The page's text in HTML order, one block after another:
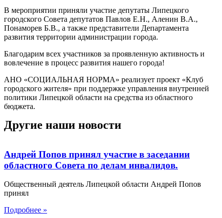
В мероприятии приняли участие депутаты Липецкого
городского Совета депутатов Павлов Е.Н., Аленин В.А.,
Понаморев Б.В., а также представители Департамента
развития территории администрации города.
Благодарим всех участников за проявленную активность и
вовлечение в процесс развития нашего города!
АНО «СОЦИАЛЬНАЯ НОРМА» реализует проект «Клуб
городского жителя» при поддержке управления внутренней
политики Липецкой области на средства из областного
бюджета.
Другие наши новости
Андрей Попов принял участие в заседании
областного Совета по делам инвалидов.
Общественный деятель Липецкой области Андрей Попов
принял
Подробнее »